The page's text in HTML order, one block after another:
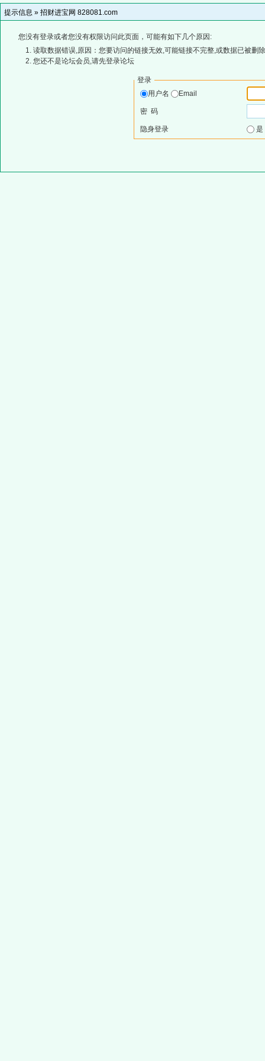
提示信息 » 招财进宝网 828081.com
您没有登录或者您没有权限访问此页面，可能有如下几个原因:
读取数据错误,原因：您要访问的链接无效,可能链接不完整,或数据已被删
您还不是论坛会员,请先登录论坛
登录
用户名
Email
密 码
隐身登录